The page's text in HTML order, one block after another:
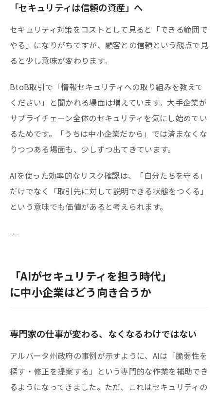
「セキュリティは信頼の資産」へ
セキュリティ対策をコストとして見ると「できる範囲で
やる」になりがちですが、顧客との信頼という観点で見
ると少し意味が変わります。
BtoB取引で「情報セキュリティへの取り組みを教えて
ください」と聞かれる場面は増えています。大手企業が
サプライチェーン全体のセキュリティを気にし始めてい
るためです。「うちは中小企業だから」では済まなくな
りつつある場面も、少しずつ出てきています。
AIを使った効率的なリスク確認は、「自分たちを守る」
だけでなく「取引先に対して説明できる状態をつくる」
という意味でも価値があると考えられます。
---
「AIがセキュリティを担う時代」
に中小企業はどう向き合うか
専門家の仕事が変わる、なくなるわけではない
アルバータ州政府の事例が示すように、AIは「脆弱性を
探す・修正を提案する」という専門的な作業を補助でき
るようになってきました。ただ、これはセキュリティの